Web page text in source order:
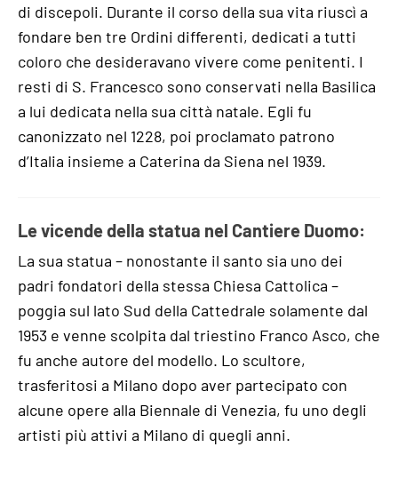
di discepoli. Durante il corso della sua vita riuscì a
fondare ben tre Ordini differenti, dedicati a tutti
coloro che desideravano vivere come penitenti. I
resti di S. Francesco sono conservati nella Basilica
a lui dedicata nella sua città natale. Egli fu
canonizzato nel 1228, poi proclamato patrono
d’Italia insieme a Caterina da Siena nel 1939.
Le vicende della statua nel Cantiere Duomo:
La sua statua – nonostante il santo sia uno dei
padri fondatori della stessa Chiesa Cattolica –
poggia sul lato Sud della Cattedrale solamente dal
1953 e venne scolpita dal triestino Franco Asco, che
fu anche autore del modello. Lo scultore,
trasferitosi a Milano dopo aver partecipato con
alcune opere alla Biennale di Venezia, fu uno degli
artisti più attivi a Milano di quegli anni.